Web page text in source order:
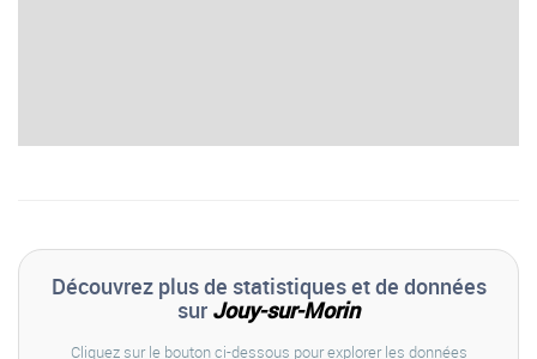
Découvrez plus de statistiques et de données
sur Jouy-sur-Morin
Cliquez sur le bouton ci-dessous pour explorer les données